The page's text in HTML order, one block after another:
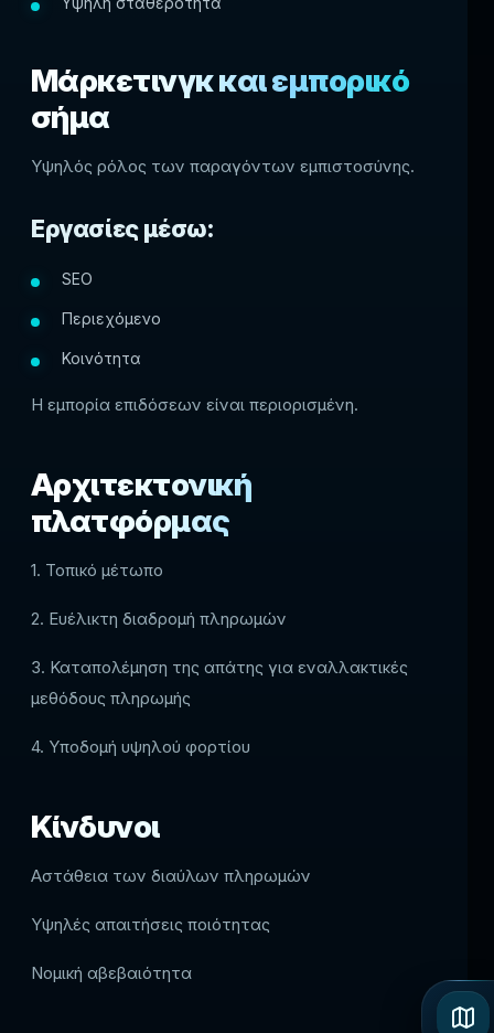
Μάρκετινγκ και εμπορικό
σήμα
Υψηλός ρόλος των παραγόντων εμπιστοσύνης.
Εργασίες μέσω:
SEO
Περιεχόμενο
Κοινότητα
Η εμπορία επιδόσεων είναι περιορισμένη.
Αρχιτεκτονική
πλατφόρμας
1. Τοπικό μέτωπο
2. Ευέλικτη διαδρομή πληρωμών
3. Καταπολέμηση της απάτης για εναλλακτικές
μεθόδους πληρωμής
4. Υποδομή υψηλού φορτίου
Κίνδυνοι
Αστάθεια των διαύλων πληρωμών
Υψηλές απαιτήσεις ποιότητας
Νομική αβεβαιότητα